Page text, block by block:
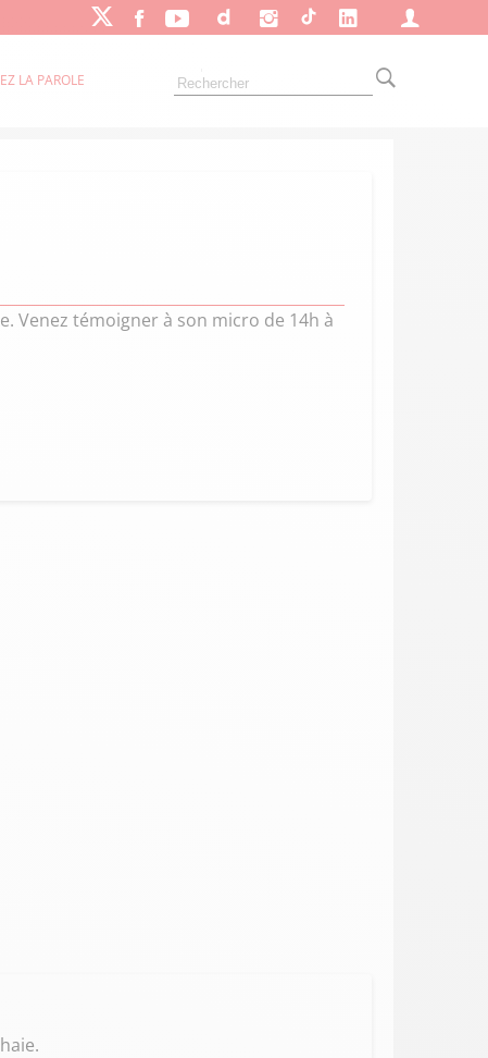
LA PAROLE
Venez témoigner à son micro de 14h à